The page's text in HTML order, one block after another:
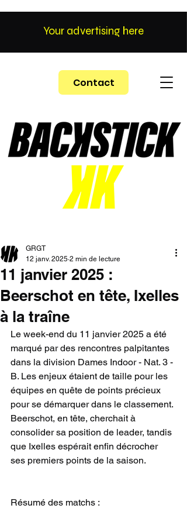
Contact
Your advertising here
11 janvier 2025 :
Beerschot en tête, Ixelles
à la traîne
GRGT
12 janv. 2025 2 min de lecture
Le week-end du 11 janvier 2025 a été
marqué par des rencontres palpitantes
dans la division Dames Indoor - Nat. 3 -
B. Les enjeux étaient de taille pour les
équipes en quête de points précieux
pour se démarquer dans le classement.
Beerschot, en tête, cherchait à
consolider sa position de leader, tandis
que Ixelles espérait enfin décrocher
ses premiers points de la saison.
Résumé des matchs :